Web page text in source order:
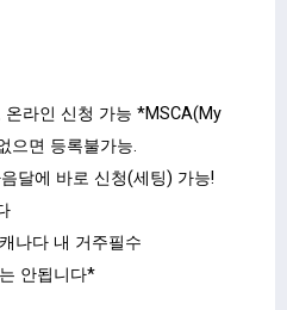
라인 신청 가능 *MSCA(My
으면 등록불가능.
달에 바로 신청(세팅) 가능!
나다 내 거주필수
안됩니다*